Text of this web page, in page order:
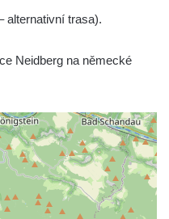
alternativní trasa).
Neidberg na německé